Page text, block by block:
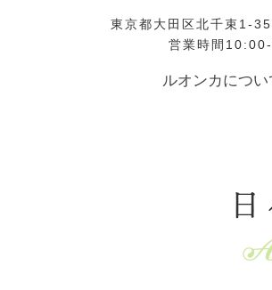
東京都大田区北千束1-
営業時間
ルオンカについ